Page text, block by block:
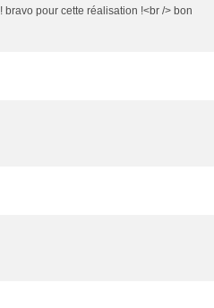
pour cette réalisation !<br /> bon